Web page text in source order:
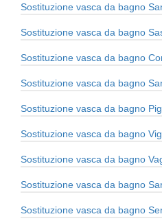
Sostituzione vasca da bagno
Sostituzione vasca da bagno
Sostituzione vasca da bagno
Sostituzione vasca da bagno
Sostituzione vasca da bagno
Sostituzione vasca da bagno
Sostituzione vasca da bagno
Sostituzione vasca da bagno
Sostituzione vasca da bagno